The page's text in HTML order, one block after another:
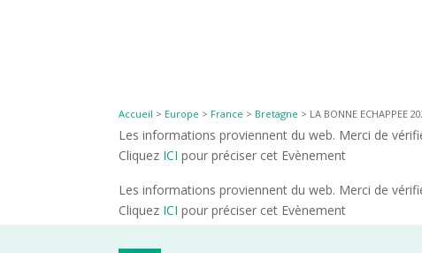
Accueil > Europe > France > Bretagne > LA BONNE ECHAPPEE
Les informations proviennent du web. Merci de
Cliquez ICI pour préciser cet Evènement
Les informations proviennent du web. Merci de
Cliquez ICI pour préciser cet Evènement